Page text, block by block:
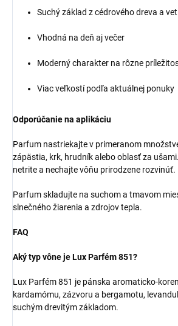
Suchý základ z cédrového dreva a
Vhodná na deň aj večer
Moderný charakter na rôzne
Viac veľkostí podľa aktuálnej ponuky
Odporúčanie na aplikáciu
Parfum nastriekajte v primeranom
zápästia, krk, hrudník alebo oblasť za
netrite a nechajte vôňu prirodzene rozvinúť.
Parfum skladujte na suchom a tmavom
slnečného žiarenia a zdrojov tepla.
FAQ
Aký typ vône je Lux Parfém 851?
Lux Parfém 851 je pánska aromaticko-
kardamómu, zázvoru a bergamotu,
suchým drevitým základom.